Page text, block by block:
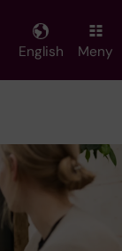
English Meny